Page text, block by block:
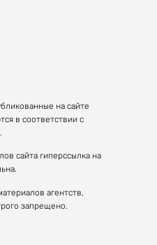
состояния
каббалы
музыка
в современном мире
миру
на сайте
в соответствии с
сайта гиперссылка на
агентств,
запрещено.